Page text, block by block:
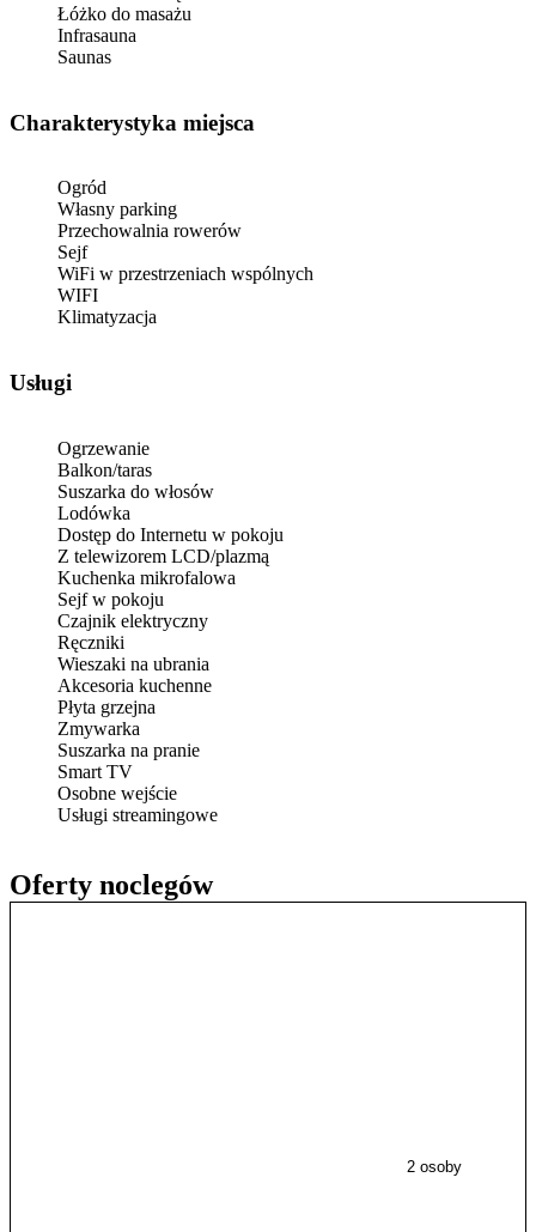
Oferty noclegów
2 osoby
Łóżko do masażu
Infrasauna
Saunas
Charakterystyka miejsca
Ogród
Własny parking
Przechowalnia rowerów
Sejf
WiFi w przestrzeniach wspólnych
WIFI
Klimatyzacja
Usługi
Ogrzewanie
Balkon/taras
Suszarka do włosów
Lodówka
Dostęp do Internetu w pokoju
Z telewizorem LCD/plazmą
Kuchenka mikrofalowa
Sejf w pokoju
Czajnik elektryczny
Ręczniki
Wieszaki na ubrania
Akcesoria kuchenne
Płyta grzejna
Zmywarka
Suszarka na pranie
Smart TV
Osobne wejście
Usługi streamingowe